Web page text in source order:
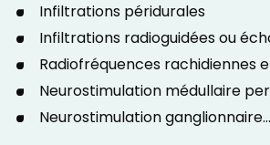
Infiltrations péridurales
Infiltrations radioguidées ou
Radiofréquences rachidiennes
Neurostimulation médullaire
Neurostimulation ganglionnaire…